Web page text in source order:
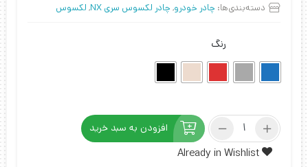
دسته‌بندی‌ها: چادر خودرو, چادر لکسوس سری NX , لکسوس
رنگ
چادر
NX300
افزودن به سبد خرید
Already in Wishlist